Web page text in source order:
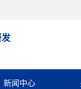
新闻中心